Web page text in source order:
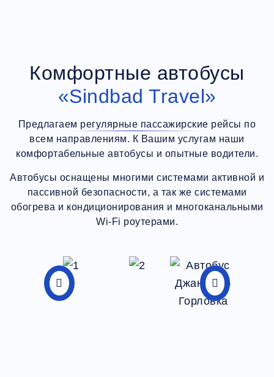
Комфортные автобусы
«Sindbad Travel»
Предлагаем регулярные пассажирские рейсы по
всем направлениям. К Вашим услугам наши
комфортабельные автобусы и опытные водители.
Автобусы оснащены многими системами активной и
пассивной безопасности, а так же системами
обогрева и кондиционирования и многоканальными
Wi-Fi роутерами.